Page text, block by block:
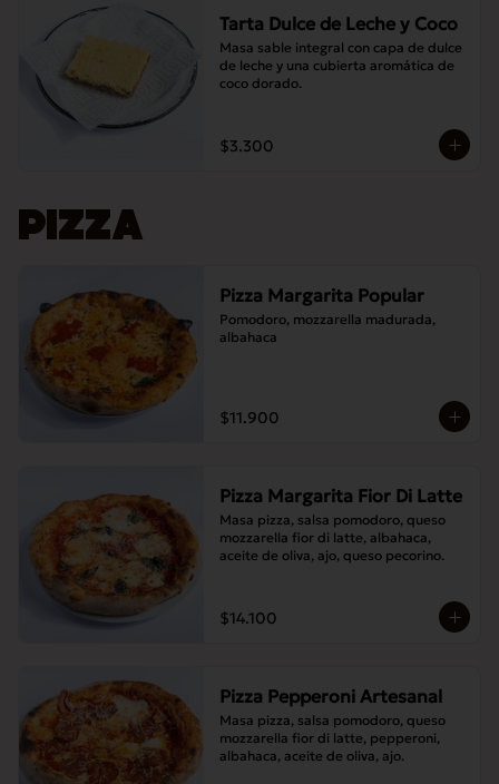
Tarta Dulce de Leche y Coco
Masa sable integral con capa de dulce
de leche y una cubierta aromática de
coco dorado.
$3.300
PIZZA
Pizza Margarita Popular
Pomodoro, mozzarella madurada,
albahaca
$11.900
Pizza Margarita Fior Di Latte
Masa pizza, salsa pomodoro, queso
mozzarella fior di latte, albahaca,
aceite de oliva, ajo, queso pecorino.
$14.100
Pizza Pepperoni Artesanal
Masa pizza, salsa pomodoro, queso
mozzarella fior di latte, pepperoni,
albahaca, aceite de oliva, ajo.